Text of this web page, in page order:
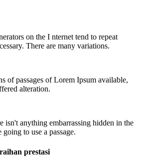
on the I nternet tend to repeat
There are many variations.
of passages of Lorem Ipsum available,
alteration.
isn't anything embarrassing hidden in the
to use a passage.
raihan prestasi